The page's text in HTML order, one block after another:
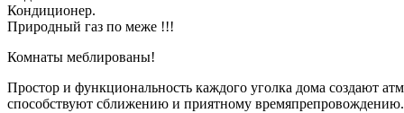
Кондиционер.
Природный газ по меже !!!
Комнаты меблированы!
Простор и функциональность каждого уголка дома создают
способствуют сближению и приятному времяпрепровождению.